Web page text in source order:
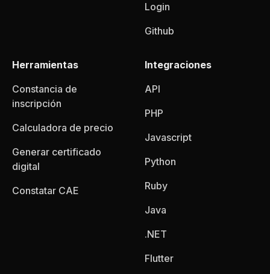
Login
Github
Herramientas
Constancia de
inscripción
Calculadora de precio
Generar certificado
digital
Constatar CAE
Integraciones
API
PHP
Javascript
Python
Ruby
Java
.NET
Flutter